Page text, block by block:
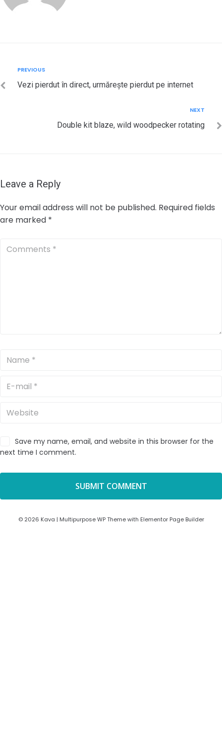
navigation
Previous
PREVIOUS
Vezi pierdut în direct, urmărește pierdut pe internet
NEXT
Double kit blaze, wild woodpecker rotating
Leave a Reply
Your email address will not be published. Required fields
are marked *
Save my name, email, and website in this browser for the
next time I comment.
© 2026 Kava | Multipurpose WP Theme with Elementor Page Builder